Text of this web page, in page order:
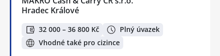
Hradec Králové
32 000 – 36 800 Kč
Plný úvazek
Vhodné také pro cizince